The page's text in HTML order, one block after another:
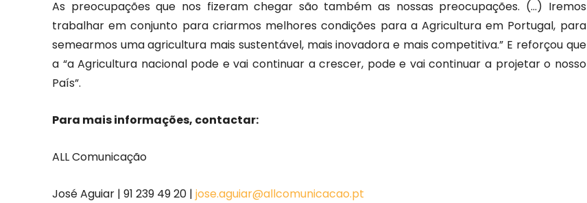
As preocupações que nos fizeram chegar são também as nossas preocupações. (…) Iremos
trabalhar em conjunto para criarmos melhores condições para a Agricultura em Portugal, para
semearmos uma agricultura mais sustentável, mais inovadora e mais competitiva.” E reforçou que
a “a Agricultura nacional pode e vai continuar a crescer, pode e vai continuar a projetar o nosso
País”.
Para mais informações, contactar:
ALL Comunicação
José Aguiar | 91 239 49 20 | jose.aguiar@allcomunicacao.pt